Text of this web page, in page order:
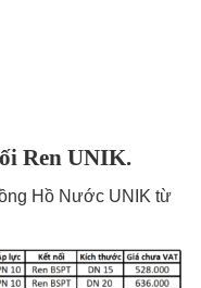
Ren UNIK.
Hồ Nước UNIK từ